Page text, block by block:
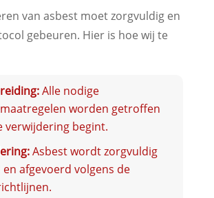
van asbest moet zorgvuldig en
gebeuren. Hier is hoe wij te
Alle nodige
worden getroffen
verwijdering begint.
Asbest wordt zorgvuldig
afgevoerd volgens de